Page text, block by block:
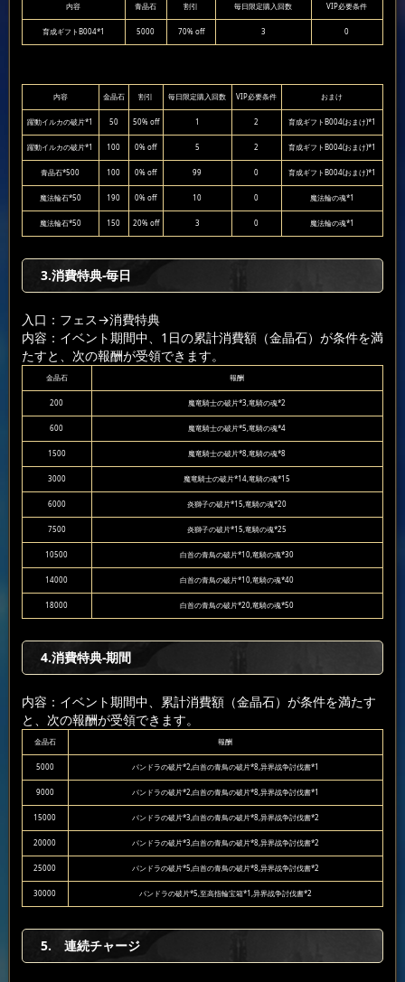
内容 青晶石 割引 毎日限定購入回数 VIP必要条件
育成ギフトB004*1 5000 70% off 3 0
内容 金晶石 割引 毎日限定購入回数 VIP必要条件 おまけ
躍動イルカの破片*1 50 50% off 1 2 育成ギフトB004(おまけ)*1
躍動イルカの破片*1 100 0% off 5 2 育成ギフトB004(おまけ)*1
青晶石*500 100 0% off 99 0 育成ギフトB004(おまけ)*1
魔法輪石*50 190 0% off 10 0 魔法輪の魂*1
魔法輪石*50 150 20% off 3 0 魔法輪の魂*1
3.消費特典-毎日
入口：フェス→消費特典
内容：イベント期間中、1日の累計消費額（金晶石）が条件を満
たすと、次の報酬が受領できます。
金晶石 報酬
200 魔竜騎士の破片*3,竜騎の魂*2
600 魔竜騎士の破片*5,竜騎の魂*4
1500 魔竜騎士の破片*8,竜騎の魂*8
3000 魔竜騎士の破片*14,竜騎の魂*15
6000 炎獅子の破片*15,竜騎の魂*20
7500 炎獅子の破片*15,竜騎の魂*25
10500 白首の青鳥の破片*10,竜騎の魂*30
14000 白首の青鳥の破片*10,竜騎の魂*40
18000 白首の青鳥の破片*20,竜騎の魂*50
4.消費特典-期間
内容：イベント期間中、累計消費額（金晶石）が条件を満たす
と、次の報酬が受領できます。
金晶石 報酬
5000 パンドラの破片*2,白首の青鳥の破片*8,异界战争討伐書*1
9000 パンドラの破片*2,白首の青鳥の破片*8,异界战争討伐書*1
15000 パンドラの破片*3,白首の青鳥の破片*8,异界战争討伐書*2
20000 パンドラの破片*3,白首の青鳥の破片*8,异界战争討伐書*2
25000 パンドラの破片*5,白首の青鳥の破片*8,异界战争討伐書*2
30000 パンドラの破片*5,至高指輪宝箱*1,异界战争討伐書*2
5. 連続チャージ